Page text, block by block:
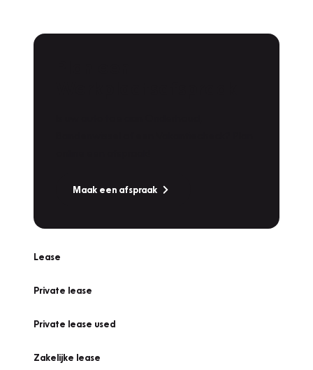
Maak een afspraak
Lease
Private lease
Private lease used
Zakelijke lease